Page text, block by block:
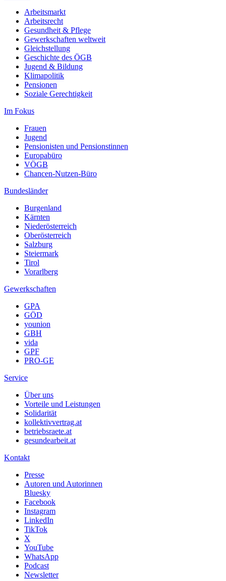
Arbeitsmarkt
Arbeitsrecht
Gesundheit & Pflege
Gewerkschaften weltweit
Gleichstellung
Geschichte des ÖGB
Jugend & Bildung
Klimapolitik
Pensionen
Soziale Gerechtigkeit
Im Fokus
Frauen
Jugend
Pensionisten und Pensionstinnen
Europabüro
VÖGB
Chancen-Nutzen-Büro
Bundesländer
Burgenland
Kärnten
Niederösterreich
Oberösterreich
Salzburg
Steiermark
Tirol
Vorarlberg
Gewerkschaften
GPA
GÖD
younion
GBH
vida
GPF
PRO-GE
Service
Über uns
Vorteile und Leistungen
Solidarität
kollektivvertrag.at
betriebsraete.at
gesundearbeit.at
Kontakt
Presse
Autoren und Autorinnen
Bluesky
Facebook
Instagram
LinkedIn
TikTok
X
YouTube
WhatsApp
Podcast
Newsletter